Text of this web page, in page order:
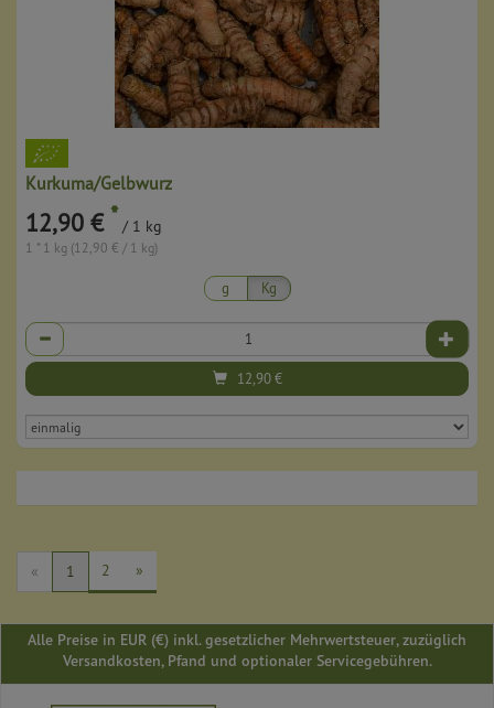
Kurkuma/Gelbwurz
12,90 € * / 1 kg
1 * 1 kg (12,90 € / 1 kg)
g Kg
Anzahl
12,90€
« 1 2 »
Alle Preise in EUR (€) inkl. gesetzlicher Mehrwertsteuer, zuzüglich
Versandkosten, Pfand und optionaler Servicegebühren.